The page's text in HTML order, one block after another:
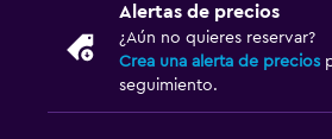
Alertas de precios
¿Aún no quieres reservar?
Crea una alerta de precios
seguimiento.